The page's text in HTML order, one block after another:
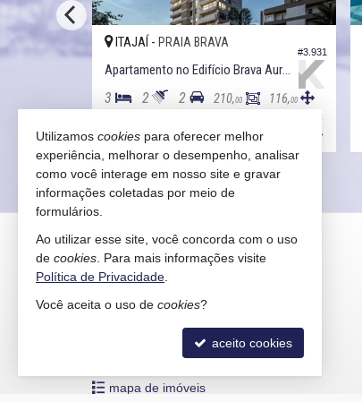
#3.931
ITAJAÍ - PRAIA BRAVA
Apartamento no Edifício Brava Aurora
3 2 2 210,00 116,00
R$ 2.573.000,00
KAIRÓS IMÓVEIS
Rua 1121, 100
Balneário Camboriú /
mapa google
indicadores financeiros
mapa de imóveis
Utilizamos cookies para oferecer melhor
experiência, melhorar o desempenho, analisar
como você interage em nosso site e gravar
informações coletadas por meio de
formulários.
Ao utilizar esse site, você concorda com o uso
de cookies . Para mais informações visite
Política de Privacidade
Você aceita o uso de cookies?
aceito cookies